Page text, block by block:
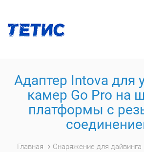
Адаптер Intova для
камер Go Pro на
платформы с
Главная Снаряжение для дайвинга